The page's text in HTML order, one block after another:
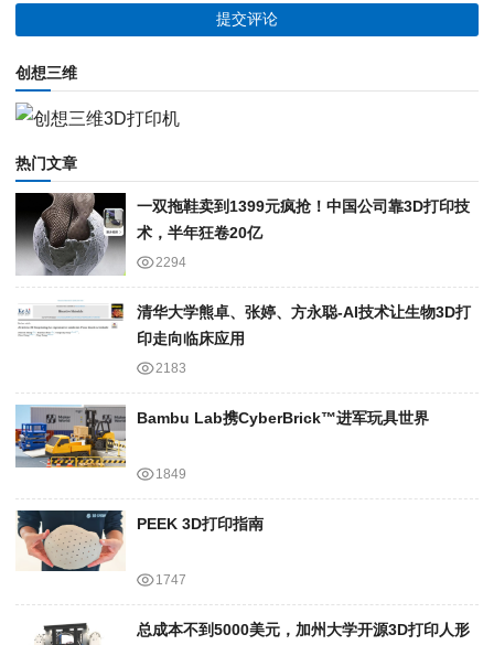
创想三维
热门文章
一双拖鞋卖到1399元疯抢！中国公司靠3D打印技
术，半年狂卷20亿
2294
清华大学熊卓、张婷、方永聪-AI技术让生物3D打
印走向临床应用
2183
Bambu Lab携Cyber​​Brick™进军玩具世界
1849
PEEK 3D打印指南
1747
总成本不到5000美元，加州大学开源3D打印人形